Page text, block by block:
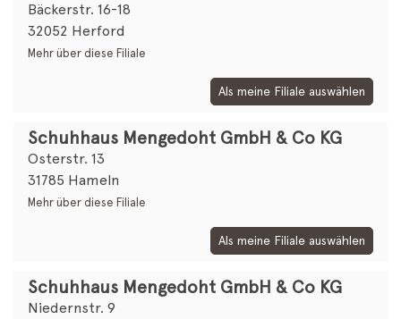
Bäckerstr. 16-18
32052 Herford
Mehr über diese Filiale
Als meine Filiale auswählen
Schuhhaus Mengedoht GmbH & Co KG
Osterstr. 13
31785 Hameln
Mehr über diese Filiale
Als meine Filiale auswählen
Schuhhaus Mengedoht GmbH & Co KG
Niedernstr. 9